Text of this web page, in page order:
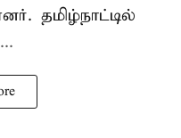
தமிழ்நாட்டில்